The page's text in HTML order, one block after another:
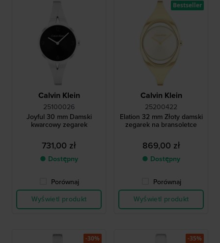
Calvin Klein
25100026
Joyful 30 mm Damski
kwarcowy zegarek
731,00 zł
● Dostępny
Porównaj
Wyświetl produkt
Calvin Klein
25200422
Elation 32 mm Złoty damski
zegarek na bransoletce
869,00 zł
● Dostępny
Porównaj
Wyświetl produkt
Bestseller
-30% -35%